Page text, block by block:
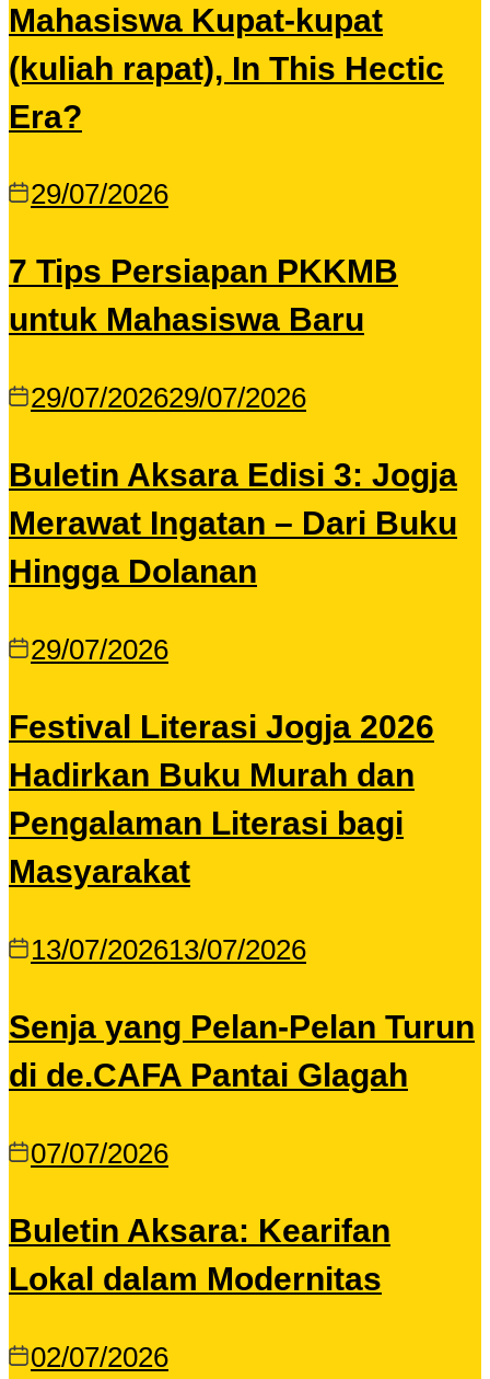
Mahasiswa Kupat-kupat
(kuliah rapat), In This Hectic
Era?
29/07/2026
7 Tips Persiapan PKKMB
untuk Mahasiswa Baru
29/07/202629/07/2026
Buletin Aksara Edisi 3: Jogja
Merawat Ingatan – Dari Buku
Hingga Dolanan
29/07/2026
Festival Literasi Jogja 2026
Hadirkan Buku Murah dan
Pengalaman Literasi bagi
Masyarakat
13/07/202613/07/2026
Senja yang Pelan-Pelan Turun
di de.CAFA Pantai Glagah
07/07/2026
Buletin Aksara: Kearifan
Lokal dalam Modernitas
02/07/2026